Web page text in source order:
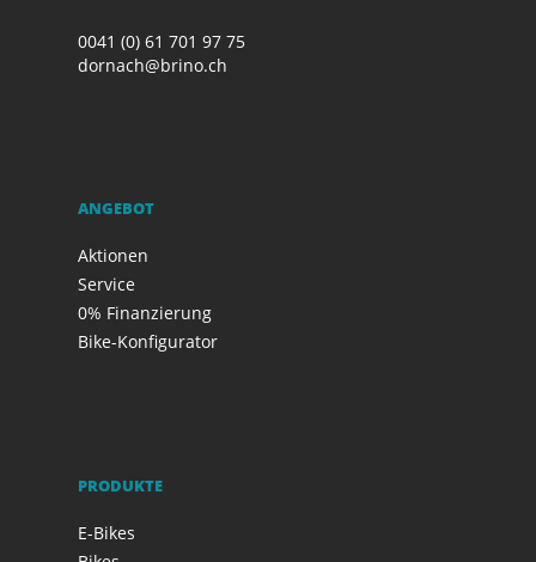
0041 (0) 61 701 97 75
dornach@brino.ch
ANGEBOT
Aktionen
Service
0% Finanzierung
Bike-Konfigurator
PRODUKTE
E-Bikes